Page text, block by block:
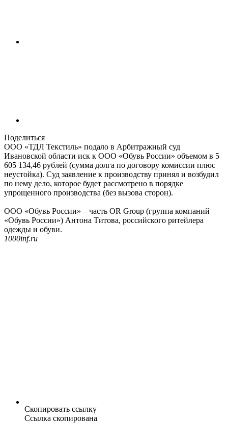
Поделиться
ООО «ТДЛ Текстиль» подало в Арбитражный суд
Ивановской области иск к ООО «Обувь России» объемом в 5
605 134,46 рублей (сумма долга по договору комиссии плюс
неустойка). Суд заявление к производству принял и возбудил
по нему дело, которое будет рассмотрено в порядке
упрощенного производства (без вызова сторон).
ООО «Обувь России» – часть OR Group (группа компаний
«Обувь России») Антона Титова, российского ритейлера
одежды и обуви.
1000inf.ru
Скопировать ссылку
Ссылка скопирована